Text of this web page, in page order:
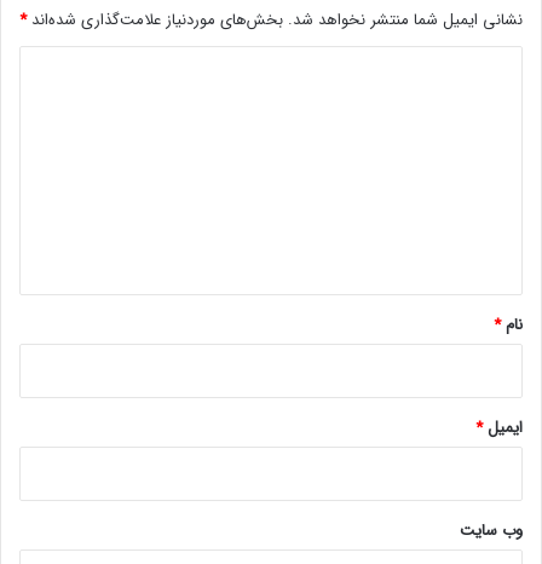
ک
خ
نشانی ایمیل شما منتشر نخواهد شد. بخش‌های موردنیاز علامت‌گذاری شده‌اند*
نام*
ایمیل*
وب‌ سایت